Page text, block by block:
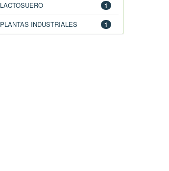
1
LACTOSUERO
1
PLANTAS INDUSTRIALES